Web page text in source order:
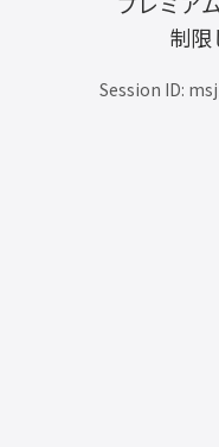
制限
Session ID: